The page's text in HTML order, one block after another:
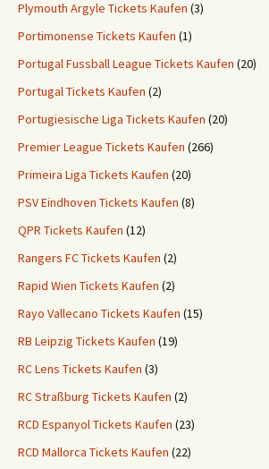
Plymouth Argyle Tickets Kaufen (3)
Portimonense Tickets Kaufen (1)
Portugal Fussball League Tickets Kaufen (20)
Portugal Tickets Kaufen (2)
Portugiesische Liga Tickets Kaufen (20)
Premier League Tickets Kaufen (266)
Primeira Liga Tickets Kaufen (20)
PSV Eindhoven Tickets Kaufen (8)
QPR Tickets Kaufen (12)
Rangers FC Tickets Kaufen (2)
Rapid Wien Tickets Kaufen (2)
Rayo Vallecano Tickets Kaufen (15)
RB Leipzig Tickets Kaufen (19)
RC Lens Tickets Kaufen (3)
RC Straßburg Tickets Kaufen (2)
RCD Espanyol Tickets Kaufen (23)
RCD Mallorca Tickets Kaufen (22)